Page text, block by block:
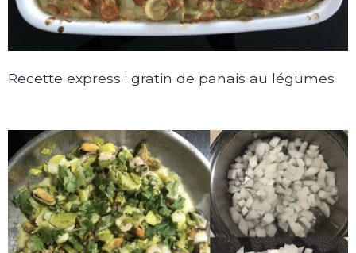
Recette express : gratin de panais au légumes